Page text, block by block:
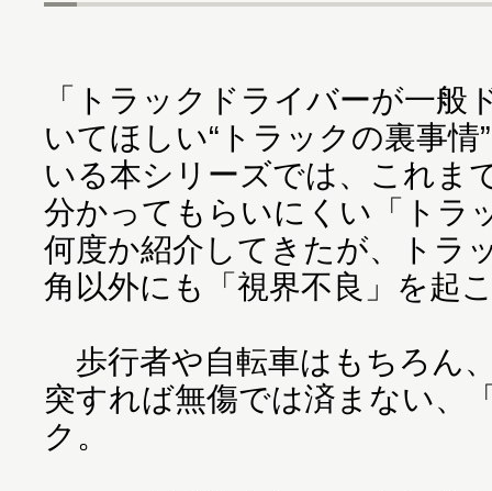
「トラックドライバーが一般
いてほしい“トラックの裏事
いる本シリーズでは、これま
分かってもらいにくい「トラ
何度か紹介してきたが、トラ
角以外にも「視界不良」を起
歩行者や自転車はもちろん
突すれば無傷では済まない、
ク。